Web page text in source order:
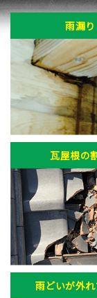
雨漏り
瓦屋根の
雨どいが外